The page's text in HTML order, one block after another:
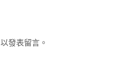
以發表留言。